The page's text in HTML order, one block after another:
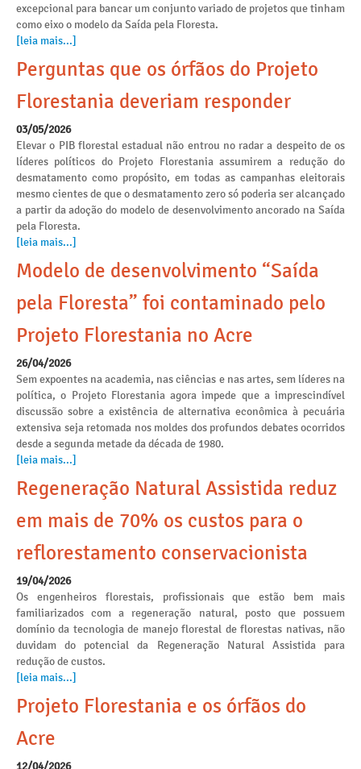
excepcional para bancar um conjunto variado de projetos que tinham
como eixo o modelo da Saída pela Floresta.
[leia mais...]
Perguntas que os órfãos do Projeto
Florestania deveriam responder
03/05/2026
Elevar o PIB florestal estadual não entrou no radar a despeito de os
líderes políticos do Projeto Florestania assumirem a redução do
desmatamento como propósito, em todas as campanhas eleitorais
mesmo cientes de que o desmatamento zero só poderia ser alcançado
a partir da adoção do modelo de desenvolvimento ancorado na Saída
pela Floresta.
[leia mais...]
Modelo de desenvolvimento “Saída
pela Floresta” foi contaminado pelo
Projeto Florestania no Acre
26/04/2026
Sem expoentes na academia, nas ciências e nas artes, sem líderes na
política, o Projeto Florestania agora impede que a imprescindível
discussão sobre a existência de alternativa econômica à pecuária
extensiva seja retomada nos moldes dos profundos debates ocorridos
desde a segunda metade da década de 1980.
[leia mais...]
Regeneração Natural Assistida reduz
em mais de 70% os custos para o
reflorestamento conservacionista
19/04/2026
Os engenheiros florestais, profissionais que estão bem mais
familiarizados com a regeneração natural, posto que possuem
domínio da tecnologia de manejo florestal de florestas nativas, não
duvidam do potencial da Regeneração Natural Assistida para
redução de custos.
[leia mais...]
Projeto Florestania e os órfãos do
Acre
12/04/2026